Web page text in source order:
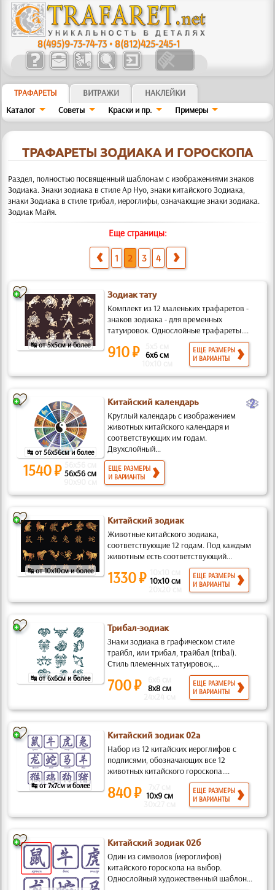
8(495)9-73-74-73 •8(812)425-245-1
ТРАФАРЕТЫ ВИТРАЖИ
НАКЛЕЙКИ
Каталог
Советы Краски и пр. Примеры
ТРАФАРЕТЫ ЗОДИАКА И ГОРОСКОПА
Раздел, полностью посвященный шаблонам с изображениями знаков
Зодиака. Знаки зодиака в стиле Ар Нуо, знаки китайского Зодиака,
знаки Зодиака в стиле трибал, иероглифы, означающие знаки зодиака.
Зодиак Майя.
Еще страницы:
1 2 3 4
↹ от 5x5см и более
Зодиак тату
Комплект из 12 маленьких трафаретов -
знаков зодиака - для временных
татуировок. Однослойные трафареты....
910 ₽ 6x6 см
ЕЩЕ РАЗМЕРЫ
И ВАРИАНТЫ
↹ от 56x56см и более
Китайский календарь b
Круглый календарь с изображением
животных китайского календаря и
соответствующих им годам.
Двухслойный...
1540 ₽ 56x56 см
ЕЩЕ РАЗМЕРЫ
И ВАРИАНТЫ
↹ от 10x10см и более
Китайский зодиак
Животные китайского зодиака,
соответствующие 12 годам. Под каждым
животным есть соответствующий...
1330 ₽ 10x10 см
ЕЩЕ РАЗМЕРЫ
И ВАРИАНТЫ
↹ от 6x6см и более
Трибал-зодиак
Знаки зодиака в графическом стиле
трайбл, или трибал, трайбал (tribal).
Стиль племенных татуировок,...
700 ₽ 8x8 см
ЕЩЕ РАЗМЕРЫ
И ВАРИАНТЫ
↹ от 7x7см и более
Китайский зодиак 02а
Набор из 12 китайских иероглифов с
подписями, обозначающих все 12
животных китайского гороскопа....
840 ₽ 10x9 см
ЕЩЕ РАЗМЕРЫ
И ВАРИАНТЫ
Китайский зодиак 02б
Один из символов (иероглифов)
китайского гороскопа на выбор.
Однослойный художественный шаблон...